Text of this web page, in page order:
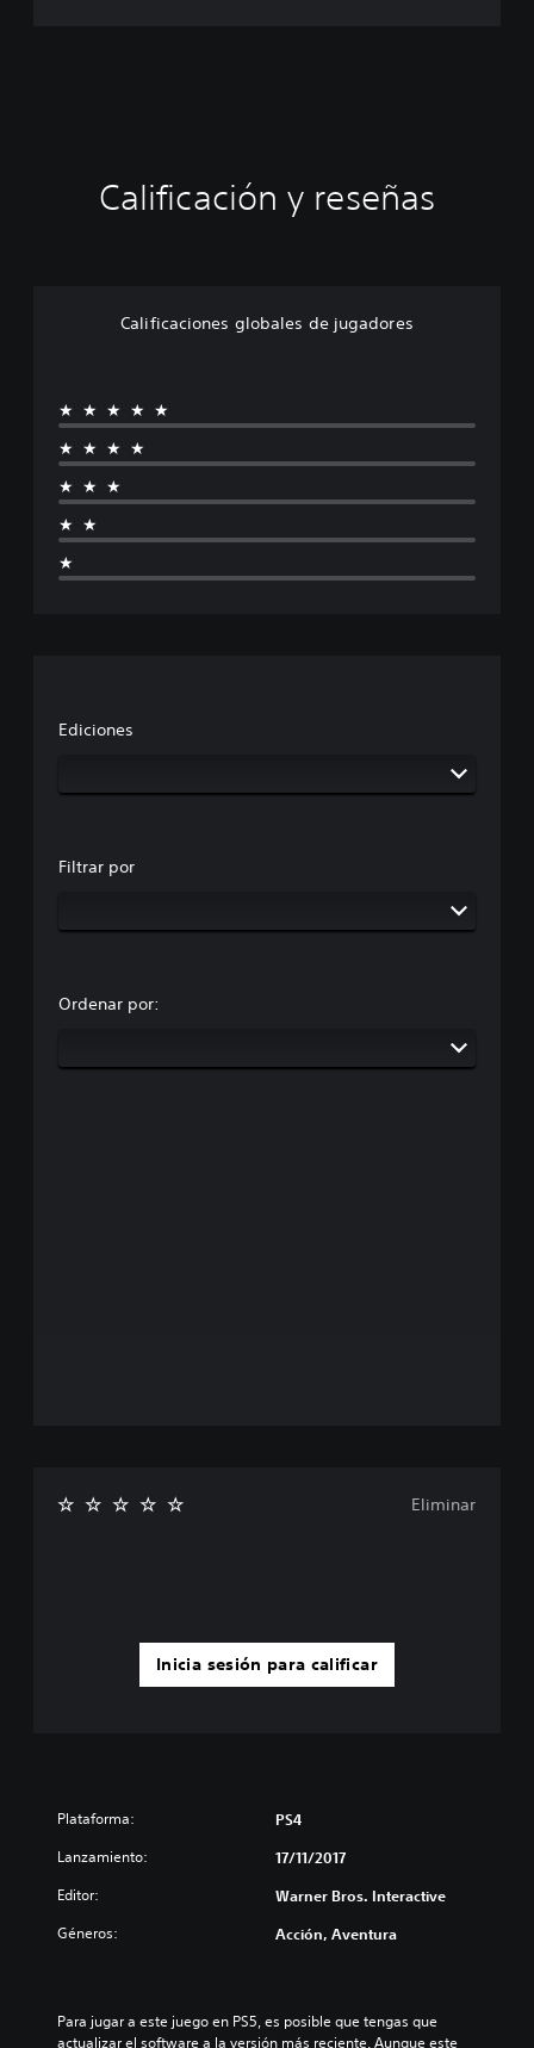
Calificación y reseñas
Calificaciones globales de jugadores
★★★★★
★★★★
★★★
★★
★
Ediciones
Filtrar por
Ordenar por:
Inicia sesión para calificar
Eliminar
Plataforma: PS4
Lanzamiento: 17/11/2017
Editor: Warner Bros. Interactive
Géneros: Acción, Aventura
Para jugar a este juego en PS5, es posible que tengas que
actualizar el software a la versión más reciente. Aunque este